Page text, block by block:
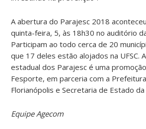
A abertura do Parajesc 2018
quinta-feira, 5, às 18h30 no auditório
Participam ao todo cerca de 20
que 17 deles estão alojados na UFSC.
estadual dos Parajesc é uma
Fesporte, em parceria com a
Florianópolis e Secretaria de Estado da
Equipe Agecom